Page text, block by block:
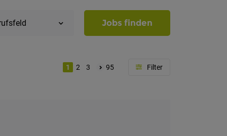
Jobs finden
1 2 3 95